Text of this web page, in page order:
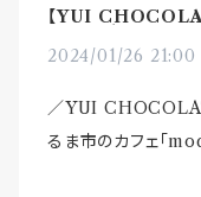
【YUI
2024/01/26 21:00
／YUI
るま市のカフェ「
込んだ一杯を” イ